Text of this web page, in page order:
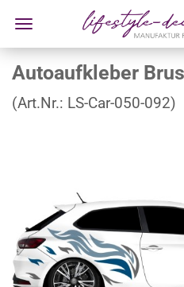
Autoaufkleber
(Art.Nr.: LS-Car-050-092)